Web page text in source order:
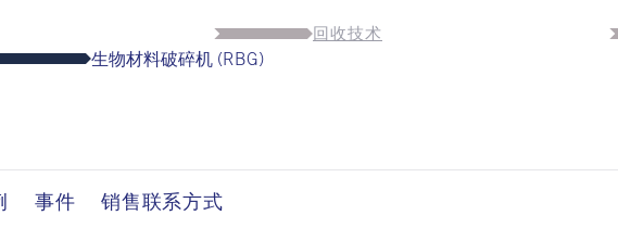
回收技术
生物材料破碎机 (RBG)
事件 销售联系方式